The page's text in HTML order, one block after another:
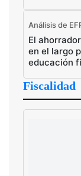
Análisis de
El
en el largo
educación
Fiscalidad